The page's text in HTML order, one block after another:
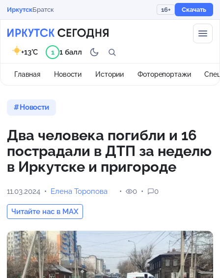
ИркутскБратск 16+ Скачать
Главная Новости Истории Фоторепортажи
+13°C 1 1 балл
Новости
Два человека погибли и 16
пострадали в ДТП за неделю
в Иркутске и пригороде
11.03.2024 Елена Торопова
Читайте нас в MAX
0 0